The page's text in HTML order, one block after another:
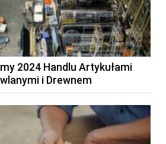
2024 Handlu Artykułami
i Drewnem